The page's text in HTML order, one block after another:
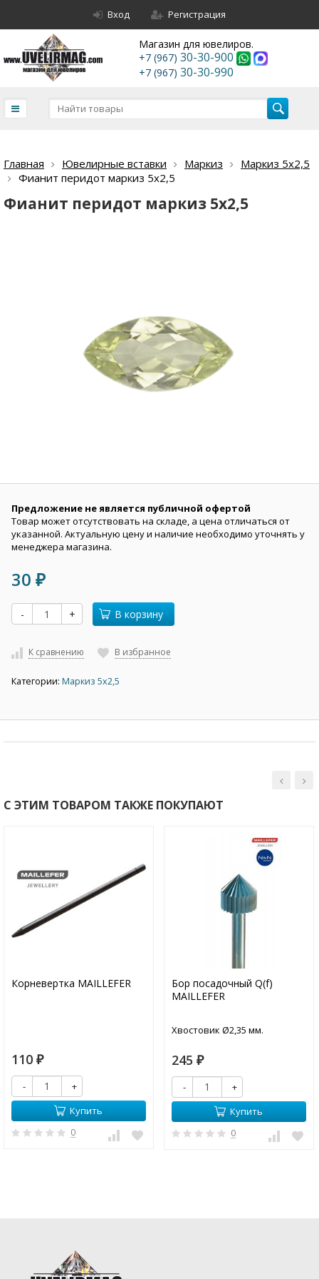
Вход Регистрация
Магазин для ювелиров.
+7 (967) 30-30-900
+7 (967) 30-30-990
Главная Ювелирные вставки Маркиз
Маркиз 5х2,5
Фианит перидот маркиз 5х2,5
Фианит перидот маркиз 5х2,5
Предложение не является публичной офертой
Товар может отсутствовать на складе, а цена отличаться от
указанной. Актуальную цену и наличие необходимо уточнять у
менеджера магазина.
30 ₽
- + В корзину
К сравнению В избранное
Категории: Маркиз 5х2,5
С ЭТИМ ТОВАРОМ ТАКЖЕ ПОКУПАЮТ
Корневертка MAILLEFER
110 ₽
-
+
Купить
0
Бор посадочный Q(f)
MAILLEFER
Хвостовик Ø2,35 мм.
245 ₽
-
+
Купить
0